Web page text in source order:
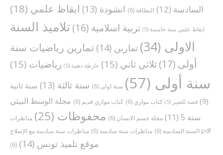
السادسة (12) النظافة (6) انشودة (13) ايقاظ علمي (18)
ايقاظ علمي سنة خامسة (5) تربية اسلامية (16)
تلاميذ السنة
الاولى (34) تمارين (14)
تمارين رياضيات سنة
أولى (17) ثلاثي ثاني (15) خارطة ذهنية (5) رياضيات (15)
سنة أولى (57) سنة اولى (6) سنة ثالثة (13)
سنة ثانية
(9)
قصة للتعبير (5) كتاب موازي (6) كتاب موازي قديم (6)
مجلة الوسط البيئي
سنة 5
(11) مجلة جسم الانسان (6) محفوظات (25)
مناظرات
السنة السادسة (6) مناظرات سنة سادسة (6)
مناظرات سنة سادسة مع الإصلاح pdf
(6)
موقع تلميذ تونس (14)